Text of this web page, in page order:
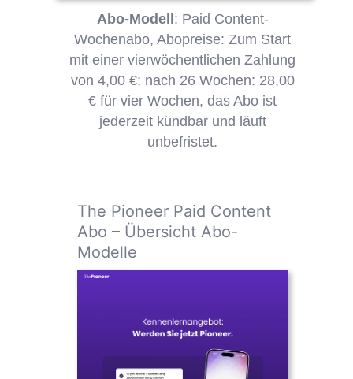
Abo-Modell: Paid Content-
Wochenabo, Abopreise: Zum Start
mit einer vierwöchentlichen Zahlung
von 4,00 €; nach 26 Wochen: 28,00
€ für vier Wochen, das Abo ist
jederzeit kündbar und läuft
unbefristet.
The Pioneer Paid Content
Abo – Übersicht Abo-
Modelle